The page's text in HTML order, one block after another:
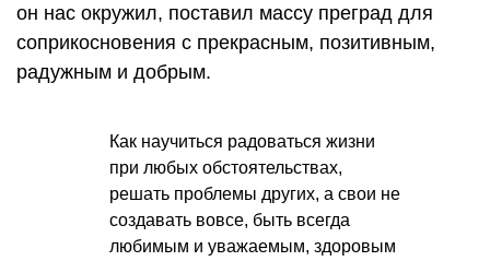
он нас окружил, поставил массу преград для
соприкосновения с прекрасным, позитивным,
радужным и добрым.
Как научиться радоваться жизни
при любых обстоятельствах,
решать проблемы других, а свои не
создавать вовсе, быть всегда
любимым и уважаемым, здоровым